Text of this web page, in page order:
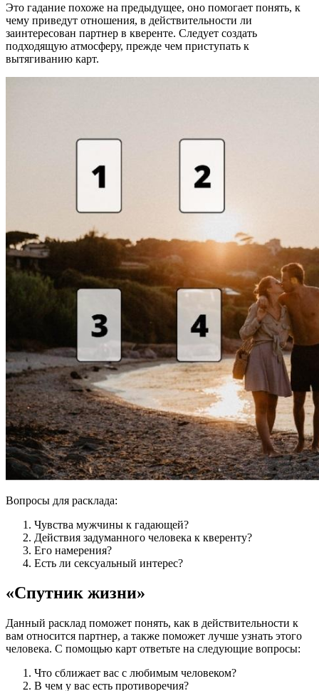
Это гадание похоже на предыдущее, оно помогает понять, к
чему приведут отношения, в действительности ли
заинтересован партнер в кверенте. Следует создать
подходящую атмосферу, прежде чем приступать к
вытягиванию карт.
Вопросы для расклада:
Чувства мужчины к гадающей?
Действия задуманного человека к кверенту?
Его намерения?
Есть ли сексуальный интерес?
«Спутник жизни»
Данный расклад поможет понять, как в действительности к
вам относится партнер, а также поможет лучше узнать этого
человека. С помощью карт ответьте на следующие вопросы:
Что сближает вас с любимым человеком?
В чем у вас есть противоречия?